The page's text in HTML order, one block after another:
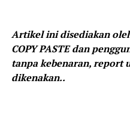
Artikel ini disediakan
COPY PASTE dan
tanpa kebenaran, report
dikenakan..